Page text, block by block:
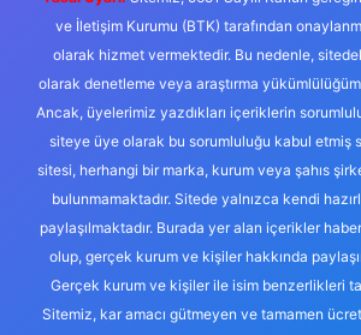
ve İletişim Kurumu (BTK) tarafından
olarak hizmet vermektedir. Bu nedenle,
olarak denetleme veya araştırma
Ancak, üyelerimiz yazdıkları içeriklerin
siteye üye olarak bu sorumluluğu kabul etmiş
sitesi, herhangi bir marka, kurum veya şahıs
bulunmamaktadır. Sitede yalnızca kendi
paylaşılmaktadır. Burada yer alan içerikler
olup, gerçek kurum ve kişiler hakkında
Gerçek kurum ve kişiler ile isim benzerlikleri
Sitemiz, kar amacı gütmeyen ve tamamen